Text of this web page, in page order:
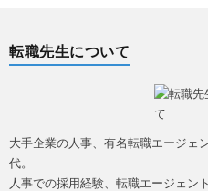
転職先生について
大手企業の人事、有名転職エージェ
代。
人事での採用経験、転職エージェン